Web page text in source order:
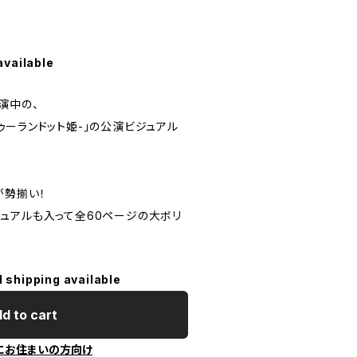
中の、
ランドット姫-」の公演ビジュアル
揃い！
アルも入って全60ページの大ボリ
shipping available
to cart
お住まいの方向け